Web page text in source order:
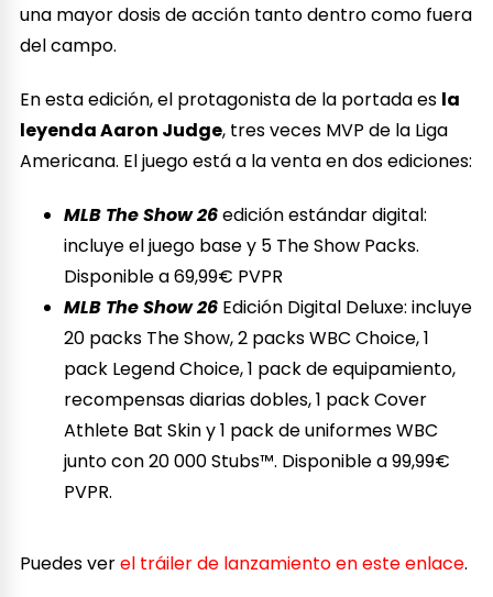
una mayor dosis de acción tanto dentro como fuera
del campo.
En esta edición, el protagonista de la portada es la
leyenda Aaron Judge, tres veces MVP de la Liga
Americana. El juego está a la venta en dos ediciones:
MLB The Show 26edición estándar digital:
incluye el juego base y 5 The Show Packs.
Disponible a 69,99€ PVPR
MLB The Show 26 Edición Digital Deluxe: incluye
20 packs The Show, 2 packs WBC Choice, 1
pack Legend Choice, 1 pack de equipamiento,
recompensas diarias dobles, 1 pack Cover
Athlete Bat Skin y 1 pack de uniformes WBC
junto con 20 000 Stubs™. Disponible a 99,99€
PVPR.
Puedes verel tráiler de lanzamiento en este enlace.